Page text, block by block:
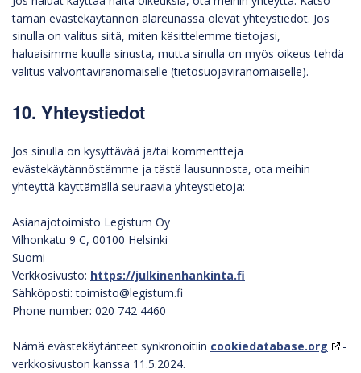
tämän evästekäytännön alareunassa olevat yhteystiedot. Jos
sinulla on valitus siitä, miten käsittelemme tietojasi,
haluaisimme kuulla sinusta, mutta sinulla on myös oikeus tehdä
valitus valvontaviranomaiselle (tietosuojaviranomaiselle).
10. Yhteystiedot
Jos sinulla on kysyttävää ja/tai kommentteja
evästekäytännöstämme ja tästä lausunnosta, ota meihin
yhteyttä käyttämällä seuraavia yhteystietoja:
Asianajotoimisto Legistum Oy
Vilhonkatu 9 C, 00100 Helsinki
Suomi
Verkkosivusto: https://julkinenhankinta.fi
Sähköposti:toimisto@legistum.fi
Phone number: 020 742 4460
Nämä evästekäytänteet synkronoitiin cookiedatabase.org
-
verkkosivuston kanssa 11.5.2024.